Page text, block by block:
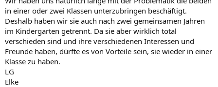
in einer oder zwei Klassen unterzubringen beschäftigt.
Deshalb haben wir sie auch nach zwei gemeinsamen Jahren
im Kindergarten getrennt. Da sie aber wirklich total
verschieden sind und ihre verschiedenen Interessen und
Freunde haben, dürfte es von Vorteile sein, sie wieder in einer
Klasse zu haben.
LG
Elke